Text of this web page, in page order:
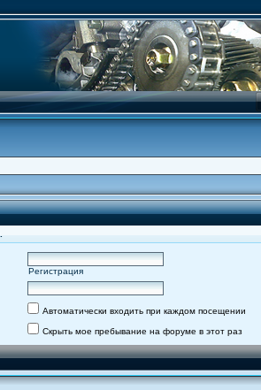
Регистрация
Автоматически входить при каждом посещении
Скрыть мое пребывание на форуме в этот раз